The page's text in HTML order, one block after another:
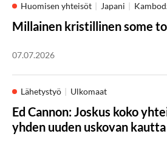
Huomisen yhteisöt Japani
Millainen kristillinen some
07.07.2026
Lähetystyö Ulkomaat
Ed Cannon: Joskus koko
yhden uuden uskovan kautta